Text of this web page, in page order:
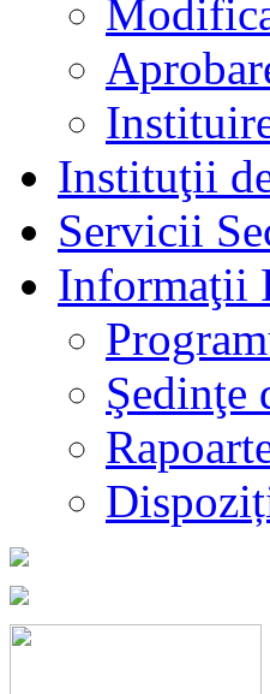
Instituţii
Servicii
Informaţii
Şedinţe